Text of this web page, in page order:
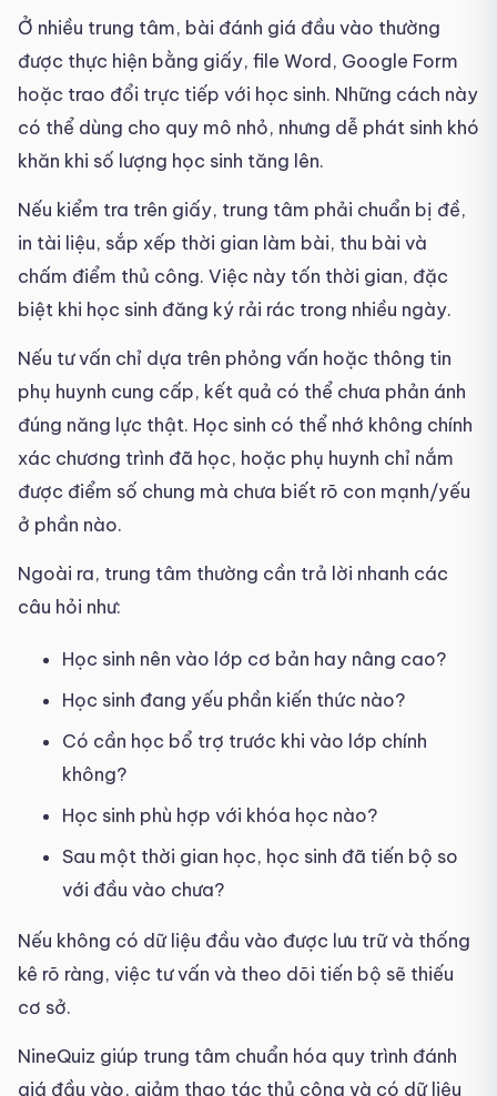
Ở nhiều trung tâm, bài đánh giá đầu vào thường
được thực hiện bằng giấy, file Word, Google Form
hoặc trao đổi trực tiếp với học sinh. Những cách này
có thể dùng cho quy mô nhỏ, nhưng dễ phát sinh khó
khăn khi số lượng học sinh tăng lên.
Nếu kiểm tra trên giấy, trung tâm phải chuẩn bị đề,
in tài liệu, sắp xếp thời gian làm bài, thu bài và
chấm điểm thủ công. Việc này tốn thời gian, đặc
biệt khi học sinh đăng ký rải rác trong nhiều ngày.
Nếu tư vấn chỉ dựa trên phỏng vấn hoặc thông tin
phụ huynh cung cấp, kết quả có thể chưa phản ánh
đúng năng lực thật. Học sinh có thể nhớ không chính
xác chương trình đã học, hoặc phụ huynh chỉ nắm
được điểm số chung mà chưa biết rõ con mạnh/yếu
ở phần nào.
Ngoài ra, trung tâm thường cần trả lời nhanh các
câu hỏi như:
Học sinh nên vào lớp cơ bản hay nâng cao?
Học sinh đang yếu phần kiến thức nào?
Có cần học bổ trợ trước khi vào lớp chính
không?
Học sinh phù hợp với khóa học nào?
Sau một thời gian học, học sinh đã tiến bộ so
với đầu vào chưa?
Nếu không có dữ liệu đầu vào được lưu trữ và thống
kê rõ ràng, việc tư vấn và theo dõi tiến bộ sẽ thiếu
cơ sở.
NineQuiz giúp trung tâm chuẩn hóa quy trình đánh
giá đầu vào, giảm thao tác thủ công và có dữ liệu